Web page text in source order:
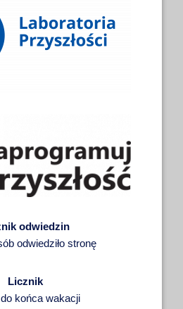
odwiedzin
odwiedziło stronę
Licznik
końca wakacji